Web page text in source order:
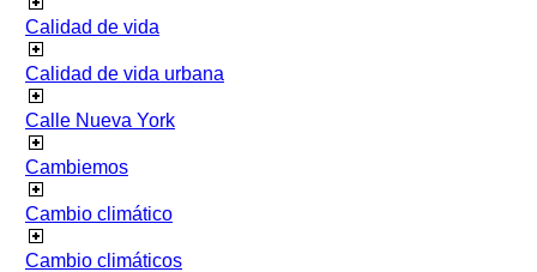
Calidad de vida
Calidad de vida urbana
Calle Nueva York
Cambiemos
Cambio climático
Cambio climáticos